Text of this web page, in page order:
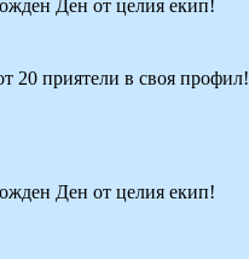
Ден от целия екип!
20 приятели в своя профил!
Ден от целия екип!